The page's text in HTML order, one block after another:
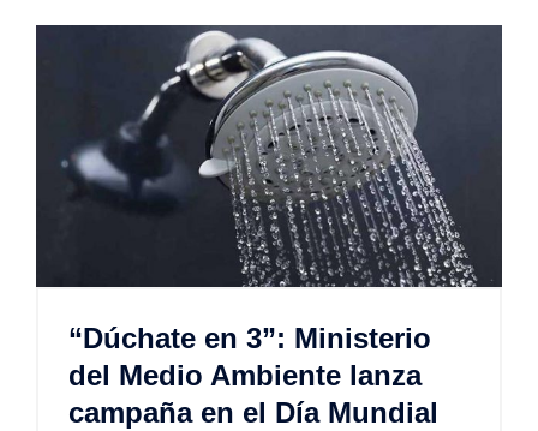
“Dúchate en 3”: Ministerio
del Medio Ambiente lanza
campaña en el Día Mundial